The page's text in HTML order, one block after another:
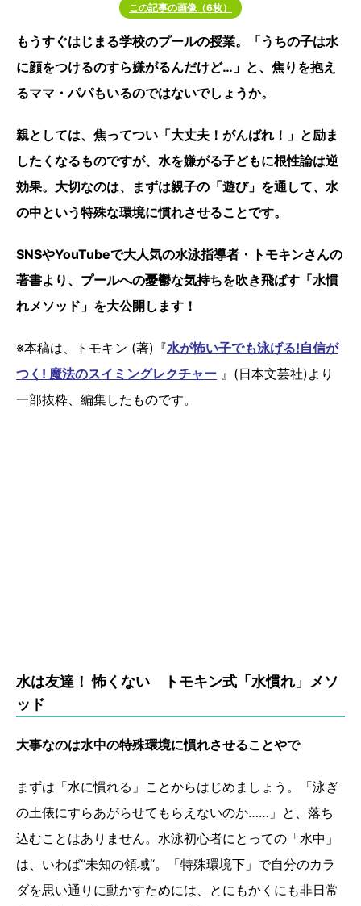
この記事の画像（6枚）
もうすぐはじまる学校のプールの授業。「うちの子は水
に顔をつけるのすら嫌がるんだけど…」と、焦りを抱え
るママ・パパもいるのではないでしょうか。
親としては、焦ってつい「大丈夫！がんばれ！」と励ま
したくなるものですが、水を嫌がる子どもに根性論は逆
効果。大切なのは、まずは親子の「遊び」を通して、水
の中という特殊な環境に慣れさせることです。
SNSやYouTubeで大人気の水泳指導者・トモキンさんの
著書より、プールへの憂鬱な気持ちを吹き飛ばす「水慣
れメソッド」を大公開します！
※本稿は、トモキン (著)『水が怖い子でも泳げる!自信が
つく! 魔法のスイミングレクチャー 』(日本文芸社)より
一部抜粋、編集したものです。
水は友達！ 怖くない トモキン式「水慣れ」メソ
ッド
大事なのは水中の特殊環境に慣れさせることやで
まずは「水に慣れる」ことからはじめましょう。「泳ぎ
の土俵にすらあがらせてもらえないのか……」と、落ち
込むことはありません。水泳初心者にとっての「水中」
は、いわば“未知の領域“。「特殊環境下」で自分のカラ
ダを思い通りに動かすためには、とにもかくにも非日常